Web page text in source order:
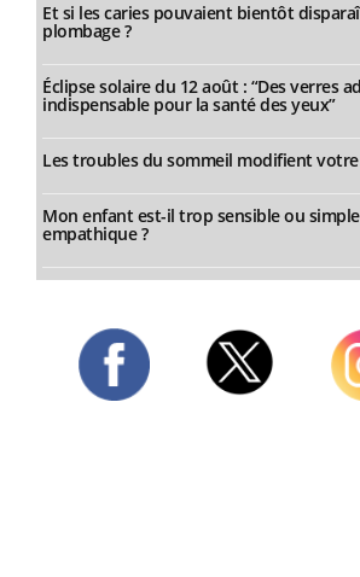
Et si les caries pouvaient bientôt
plombage ?
Éclipse solaire du 12 août : “Des verres
indispensable pour la santé des yeux”
Les troubles du sommeil modifient votre
Mon enfant est-il trop sensible ou
empathique ?